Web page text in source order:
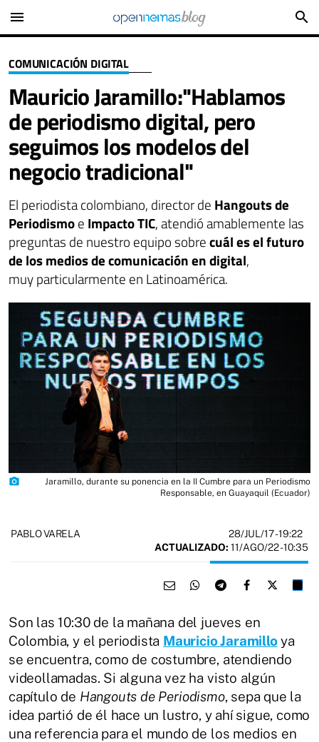
menu search
COMUNICACIÓN DIGITAL
Mauricio Jaramillo:"Hablamos
de periodismo digital, pero
seguimos los modelos del
negocio tradicional"
El periodista colombiano, director de Hangouts de
Periodismoe Impacto TIC, atendió amablemente las
preguntas de nuestro equipo sobrecuál es el futuro
de los medios de comunicación en digital,
muy particularmente en Latinoamérica.
photo_camera
Jaramillo, durante su ponencia en la II Cumbre para un Periodismo
Responsable, en Guayaquil (Ecuador)
PABLO VARELA 28/JUL/17- 19:22
ACTUALIZADO: 11/AGO/22 - 10:35
Son las 10:30 de la mañana del jueves en
Colombia, y el periodista Mauricio Jaramilloya
se encuentra, como de costumbre, atendiendo
videollamadas. Si alguna vez ha visto algún
capítulo de Hangouts de Periodismo, sepa que la
idea partió de él hace un lustro, y ahí sigue, como
una referencia para el mundo de los medios en